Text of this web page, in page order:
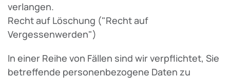
verlangen.
Recht auf Löschung ("Recht auf
Vergessenwerden")
In einer Reihe von Fällen sind wir verpflichtet, Sie
betreffende personenbezogene Daten zu